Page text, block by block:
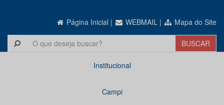
Página Inicial | WEBMAIL | Mapa do Site
Institucional
Campi